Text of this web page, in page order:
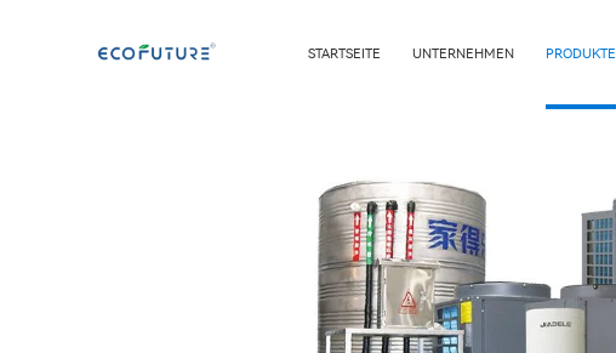
STARTSEITE UNTERNEHMEN PRODUKTE